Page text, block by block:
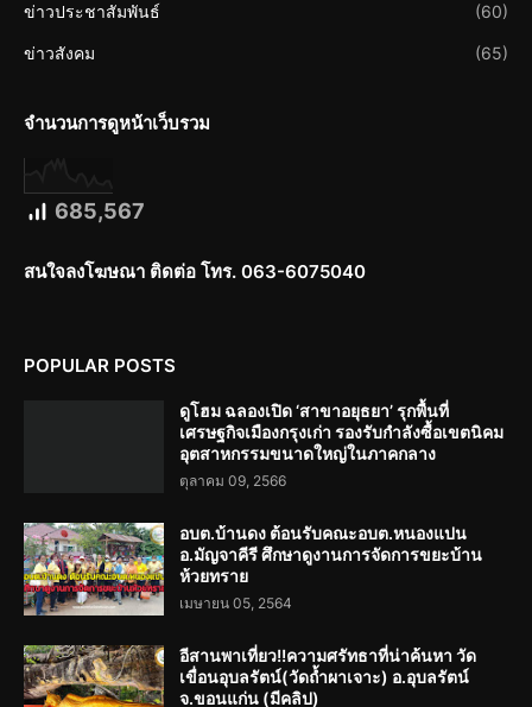
ข่าวประชาสัมพันธ์ (60)
ข่าวสังคม (65)
จำนวนการดูหน้าเว็บรวม
685,567
สนใจลงโฆษณา ติดต่อ โทร. 063-6075040
POPULAR POSTS
ดูโฮม ฉลองเปิด ‘สาขาอยุธยา’ รุกพื้นที่
เศรษฐกิจเมืองกรุงเก่า รองรับกำลังซื้อเขตนิคม
อุตสาหกรรมขนาดใหญ่ในภาคกลาง
ตุลาคม 09, 2566
อบต.บ้านดง ต้อนรับคณะอบต.หนองแปน
อ.มัญจาคีรี ศึกษาดูงานการจัดการขยะบ้าน
ห้วยทราย
เมษายน 05, 2564
อีสานพาเที่ยว!!ความศรัทธาที่น่าค้นหา วัด
เขื่อนอุบลรัตน์(วัดถ้ำผาเจาะ) อ.อุบลรัตน์
จ.ขอนแก่น (มีคลิป)